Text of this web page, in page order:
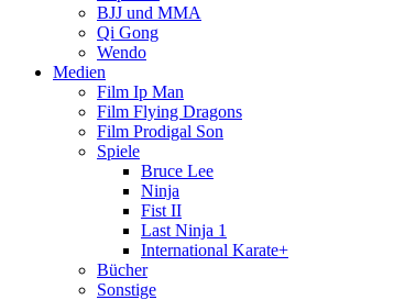
BJJ und MMA
Qi Gong
Wendo
Medien
Film Ip Man
Film Flying Dragons
Film Prodigal Son
Spiele
Bruce Lee
Ninja
Fist II
Last Ninja 1
International Karate+
Bücher
Sonstige